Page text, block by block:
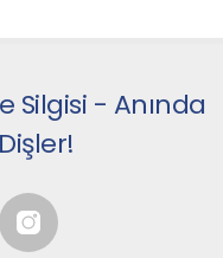
Silgisi - Anında